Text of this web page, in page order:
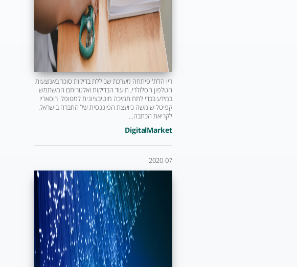
ריו הלת' פיתחה מערכת שכוללת בדיקות סוכר באמצעות
הטלפון הסלולרי, תיעוד הבדיקות ואלגוריתם המשתמש
במידע בכדי לתת תמיכה מוטיבציונית למטופל. רוסאריו
קפיטל שימשה כיועצת הפיננסית של החברה בישראל.
לקריאת הכתבה...
DigitalMarket
2020-07